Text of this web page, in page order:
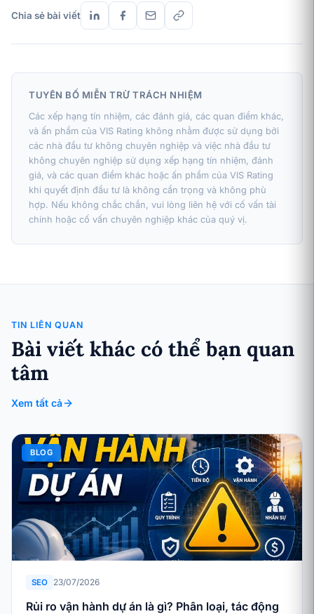
Chia sẻ bài viết
TUYÊN BỐ MIỄN TRỪ TRÁCH NHIỆM
Các xếp hạng tín nhiệm, các đánh giá, các quan điểm khác,
và ấn phẩm của VIS Rating không nhằm được sử dụng bởi
các nhà đầu tư không chuyên nghiệp và việc nhà đầu tư
không chuyên nghiệp sử dụng xếp hạng tín nhiệm, đánh
giá, và các quan điểm khác hoặc ấn phẩm của VIS Rating
khi quyết định đầu tư là không cẩn trọng và không phù
hợp. Nếu không chắc chắn, vui lòng liên hệ với cố vấn tài
chính hoặc cố vấn chuyên nghiệp khác của quý vị.
TIN LIÊN QUAN
Bài viết khác có thể bạn quan
tâm
Xem tất cả
BLOG
SEO 23/07/2026
Rủi ro vận hành dự án là gì? Phân loại, tác động